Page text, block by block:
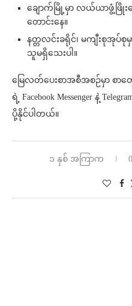
ချောက်မြို့မှာ လယ်ယာဖွံ့ဖြိုး
တောင်းနေ။
နတ္တလင်းခရိုင်၊ မကျီးစုအုပ်
သူမရှိသေးပါ။
မြေလတ်ပေးစာအစီအစဉ်မှာ စာ
ရဲ့ Facebook Messenger နဲ့
ပို့နိုင်ပါတယ်။
၁ နှစ် အကြာက